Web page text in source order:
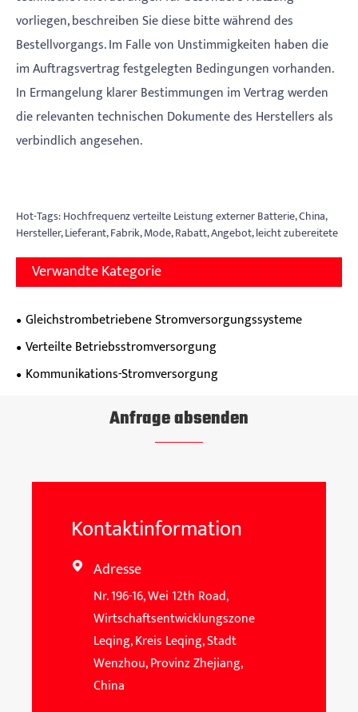
vorliegen, beschreiben Sie diese bitte während des
Bestellvorgangs. Im Falle von Unstimmigkeiten haben die
im Auftragsvertrag festgelegten Bedingungen vorhanden.
In Ermangelung klarer Bestimmungen im Vertrag werden
die relevanten technischen Dokumente des Herstellers als
verbindlich angesehen.
Hot-Tags: Hochfrequenz verteilte Leistung externer Batterie, China,
Hersteller, Lieferant, Fabrik, Mode, Rabatt, Angebot, leicht zubereitete
Verwandte Kategorie
Gleichstrombetriebene Stromversorgungssysteme
Verteilte Betriebsstromversorgung
Kommunikations-Stromversorgung
Anfrage absenden
Kontaktinformation
 Adresse
Nr. 196-16, Wei 12th Road,
Wirtschaftsentwicklungszone
Leqing, Kreis Leqing, Stadt
Wenzhou, Provinz Zhejiang,
China